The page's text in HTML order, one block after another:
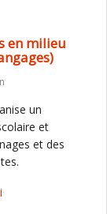
en milieu
un
et
et des